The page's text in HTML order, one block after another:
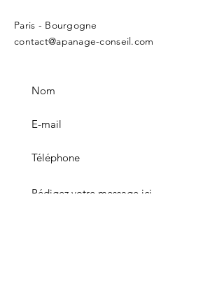
Paris - Bourgogne
contact@apanage-conseil.com